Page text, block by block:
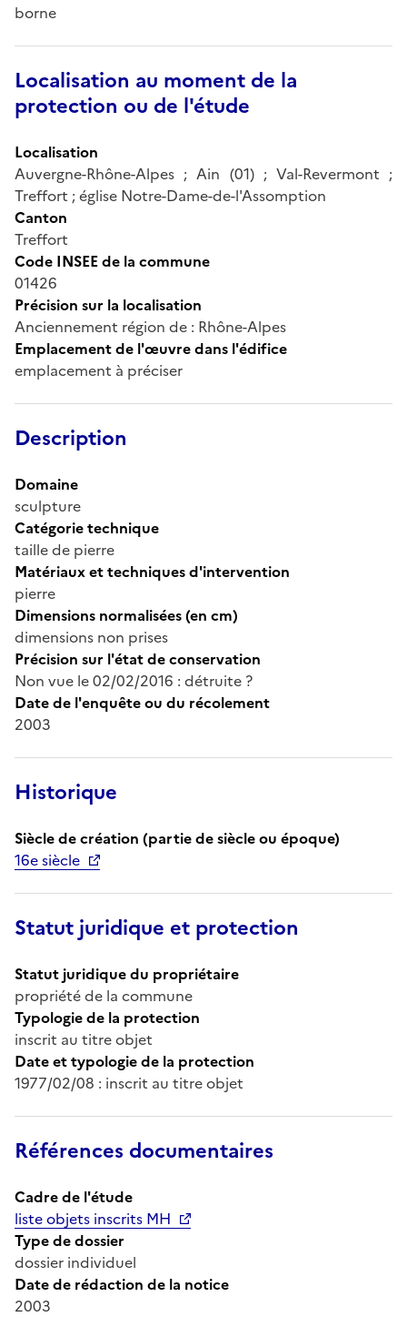
borne
Localisation au moment de la
protection ou de l'étude
Localisation
Auvergne-Rhône-Alpes ; Ain (01) ; Val-Revermont ;
Treffort ; église Notre-Dame-de-l'Assomption
Canton
Treffort
Code INSEE de la commune
01426
Précision sur la localisation
Anciennement région de : Rhône-Alpes
Emplacement de l'œuvre dans l'édifice
emplacement à préciser
Description
Domaine
sculpture
Catégorie technique
taille de pierre
Matériaux et techniques d'intervention
pierre
Dimensions normalisées (en cm)
dimensions non prises
Précision sur l'état de conservation
Non vue le 02/02/2016 : détruite ?
Date de l'enquête ou du récolement
2003
Historique
Siècle de création (partie de siècle ou époque)
16e siècle
Statut juridique et protection
Statut juridique du propriétaire
propriété de la commune
Typologie de la protection
inscrit au titre objet
Date et typologie de la protection
1977/02/08 : inscrit au titre objet
Références documentaires
Cadre de l'étude
liste objets inscrits MH
Type de dossier
dossier individuel
Date de rédaction de la notice
2003